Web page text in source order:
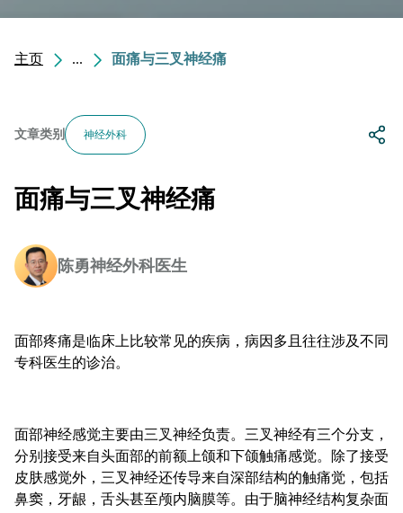
主页 ... 面痛与三叉神经痛
文章类别 神经外科
面痛与三叉神经痛
陈勇神经外科医生
面部疼痛是临床上比较常见的疾病，病因多且往往涉及不同
专科医生的诊治。
面部神经感觉主要由三叉神经负责。三叉神经有三个分支，
分别接受来自头面部的前额上颌和下颌触痛感觉。除了接受
皮肤感觉外，三叉神经还传导来自深部结构的触痛觉，包括
鼻窦，牙龈，舌头甚至颅内脑膜等。由于脑神经结构复杂面